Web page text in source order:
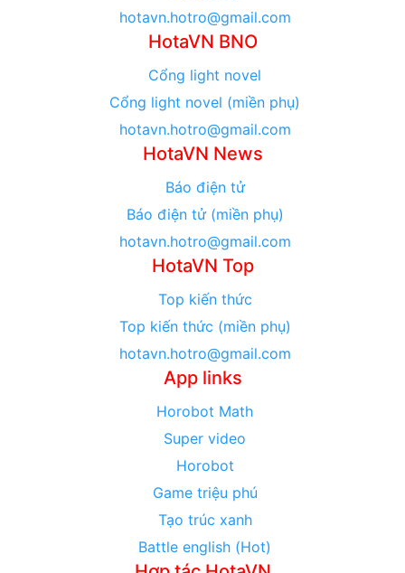
hotavn.hotro@gmail.com
HotaVN BNO
Cổng light novel
Cổng light novel (miền phụ)
hotavn.hotro@gmail.com
HotaVN News
Báo điện tử
Báo điện tử (miền phụ)
hotavn.hotro@gmail.com
HotaVN Top
Top kiến thức
Top kiến thức (miền phụ)
hotavn.hotro@gmail.com
App links
Horobot Math
Super video
Horobot
Game triệu phú
Tạo trúc xanh
Battle english (Hot)